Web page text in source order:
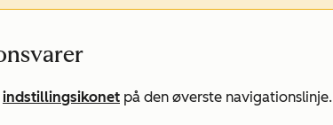
indstillingsikonet på den øverste navigationslinje.